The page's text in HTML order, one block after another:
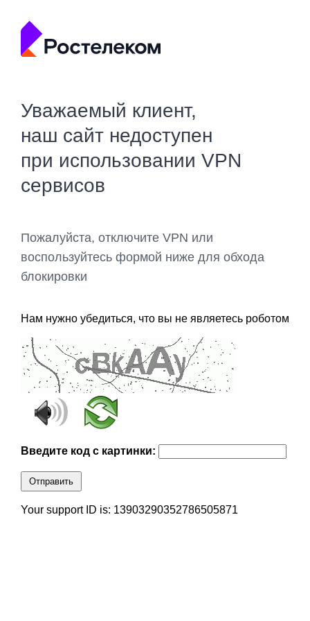
Уважаемый клиент,
наш сайт недоступен
при использовании VPN
сервисов
Пожалуйста, отключите VPN или
воспользуйтесь формой ниже для обхода
блокировки
Нам нужно убедиться, что вы не являетесь роботом
Введите код с картинки:
Отправить
Your support ID is: 13903290352786505871